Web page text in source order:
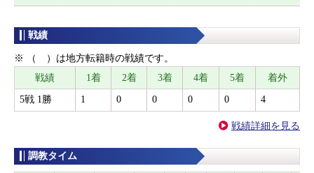
戦績
※ （ ）は地方転籍時の戦績です。
戦績
1着 2着 3着 4着 5着 着外
5戦 1勝 1 0 0 0 0 4
戦績詳細を見る
調教タイム